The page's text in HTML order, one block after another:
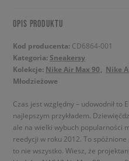
OPIS PRODUKTU
Kod producenta: CD6864-001
Kategoria: Sneakersy
Kolekcje: Nike Air Max 90 Nike
Młodzieżowe
Czas jest względny – udowodnił to
najlepszym przykładem.
ale na wielki wybuch popularności
reedycji w roku 2012. To
to nie wszystko. Wiesz, że